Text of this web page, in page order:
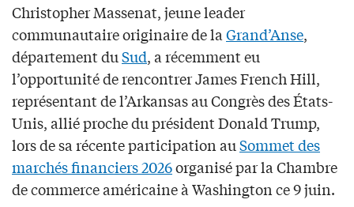
Christopher Massenat, jeune leader
communautaire originaire de la Grand’Anse,
département duSud, a récemment eu
l’opportunité de rencontrer James French Hill,
représentant de l’Arkansas au Congrès des États-
Unis, allié proche du président Donald Trump,
lors de sa récente participation auSommet des
marchés financiers 2026organisé par la Chambre
de commerce américaine à Washington ce 9 juin.